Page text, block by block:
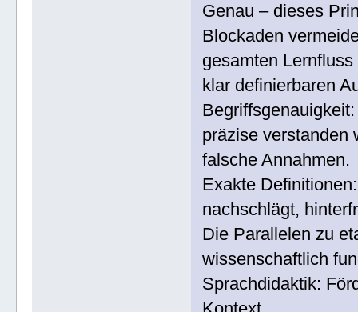
Genau – dieses
Blockaden
gesamten
klar definierbaren
präzise verstanden
falsche Annahmen.
Exakte
nachschlägt,
Die Parallelen zu
wissenschaftlich
Sprachdidaktik: